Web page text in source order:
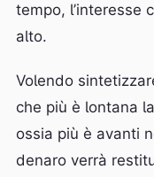
tempo, l’interesse
alto.
Volendo
che più è lontana
ossia più è avanti
denaro verrà